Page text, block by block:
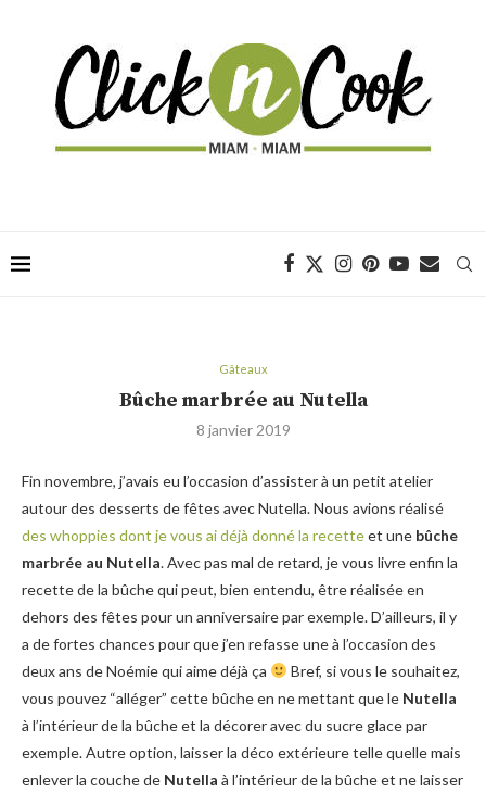
Gâteaux
Bûche marbrée au Nutella
8 janvier 2019
Fin novembre, j’avais eu l’occasion d’assister à un petit atelier
autour des desserts de fêtes avec Nutella. Nous avions réalisé
des whoppies dont je vous ai déjà donné la recetteet une bûche
marbrée au Nutella. Avec pas mal de retard, je vous livre enfin la
recette de la bûche qui peut, bien entendu, être réalisée en
dehors des fêtes pour un anniversaire par exemple. D’ailleurs, il y
a de fortes chances pour que j’en refasse une à l’occasion des
deux ans de Noémie qui aime déjà ça
Bref, si vous le souhaitez,
vous pouvez “alléger” cette bûche en ne mettant que le Nutella
à l’intérieur de la bûche et la décorer avec du sucre glace par
exemple. Autre option, laisser la déco extérieure telle quelle mais
enlever la couche de Nutella à l’intérieur de la bûche et ne laisser